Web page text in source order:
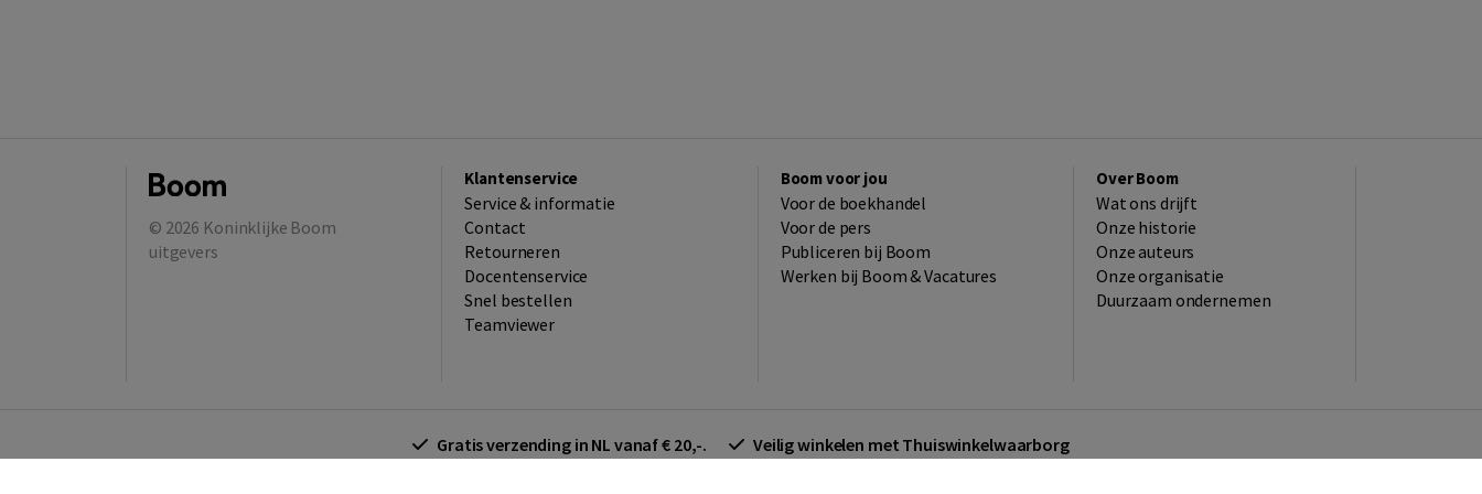
© 2026 Koninklijke Boom
uitgevers
Klantenservice
Service & informatie
Contact
Retourneren
Docentenservice
Snel bestellen
Teamviewer
Boom voor jou
Voor de boekhandel
Voor de pers
Publiceren bij Boom
Werken bij Boom & Vacatures
Over Boom
Wat ons drijft
Onze historie
Onze auteurs
Onze organisatie
Duurzaam ondernemen
Gratis verzending in NL vanaf € 20,-. Veilig winkelen met Thuiswinkelwaarborg